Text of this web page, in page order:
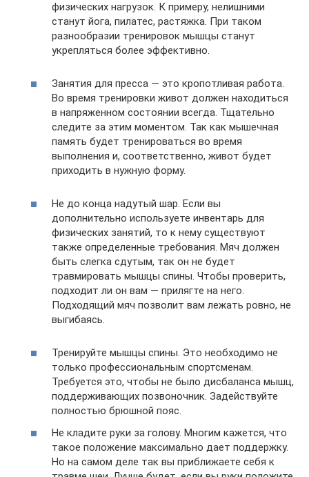
физических нагрузок. К примеру, нелишними
станут йога, пилатес, растяжка. При таком
разнообразии тренировок мышцы станут
укрепляться более эффективно.
Занятия для пресса — это кропотливая работа.
Во время тренировки живот должен находиться
в напряженном состоянии всегда. Тщательно
следите за этим моментом. Так как мышечная
память будет тренироваться во время
выполнения и, соответственно, живот будет
приходить в нужную форму.
Не до конца надутый шар. Если вы
дополнительно используете инвентарь для
физических занятий, то к нему существуют
также определенные требования. Мяч должен
быть слегка сдутым, так он не будет
травмировать мышцы спины. Чтобы проверить,
подходит ли он вам — прилягте на него.
Подходящий мяч позволит вам лежать ровно, не
выгибаясь.
Тренируйте мышцы спины. Это необходимо не
только профессиональным спортсменам.
Требуется это, чтобы не было дисбаланса мышц,
поддерживающих позвоночник. Задействуйте
полностью брюшной пояс.
Не кладите руки за голову. Многим кажется, что
такое положение максимально дает поддержку.
Но на самом деле так вы приближаете себя к